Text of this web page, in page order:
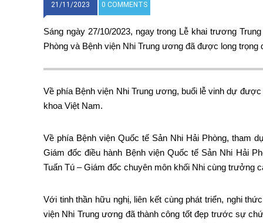
21/11/2023 0 COMMENTS
Sáng ngày 27/10/2023, ngay trong Lễ khai trương
Phòng và Bệnh viện Nhi Trung ương đã được long trọng
Về phía Bệnh viện Nhi Trung ương, buổi lễ vinh dự
khoa Việt Nam.
Về phía Bệnh viện Quốc tế Sản Nhi Hải Phòng, tham
Giám đốc điều hành Bệnh viện Quốc tế Sản Nhi Hải
Tuấn Tú – Giám đốc chuyên môn khối Nhi cùng trưởng
Với tinh thần hữu nghị, liên kết cùng phát triển, nghi
viện Nhi Trung ương đã thành công tốt đẹp trước sự